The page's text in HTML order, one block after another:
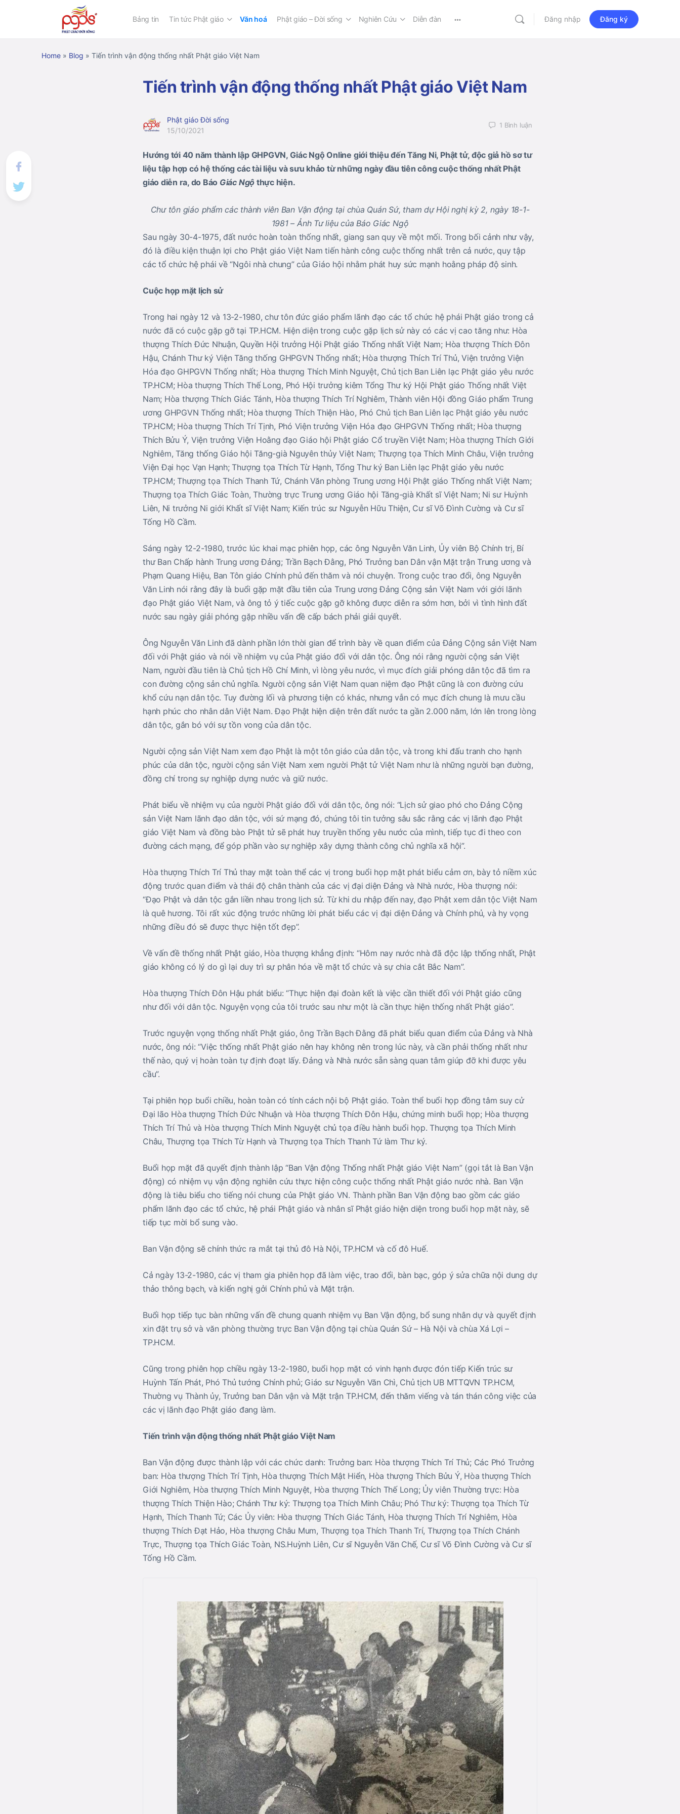
Bảng tin Tin tức Phật giáo Văn hoá Phật giáo – Đời sống Nghiên Cứu Diễn đàn Đăng nhập Đăng ký
Home » Blog » Tiến trình vận động thống nhất Phật giáo Việt Nam
Tiến trình vận động thống nhất Phật giáo Việt Nam
Phật giáo Đời sống
15/10/2021
1 Bình luận
Hướng tới 40 năm thành lập GHPGVN, Giác Ngộ Online giới thiệu đến Tăng Ni, Phật tử, độc giả hồ sơ tư
liệu tập hợp có hệ thống các tài liệu và sưu khảo từ những ngày đầu tiên công cuộc thống nhất Phật
giáo diễn ra, do Báo Giác Ngộ thực hiện.
Chư tôn giáo phẩm các thành viên Ban Vận động tại chùa Quán Sứ, tham dự Hội nghị kỳ 2, ngày 18-1-
1981 – Ảnh Tư liệu của Báo Giác Ngộ
Sau ngày 30-4-1975, đất nước hoàn toàn thống nhất, giang san quy về một mối. Trong bối cảnh như vậy,
đó là điều kiện thuận lợi cho Phật giáo Việt Nam tiến hành công cuộc thống nhất trên cả nước, quy tập
các tổ chức hệ phái về “Ngôi nhà chung” của Giáo hội nhằm phát huy sức mạnh hoằng pháp độ sinh.
Cuộc họp mặt lịch sử
Trong hai ngày 12 và 13-2-1980, chư tôn đức giáo phẩm lãnh đạo các tổ chức hệ phái Phật giáo trong cả
nước đã có cuộc gặp gỡ tại TP.HCM. Hiện diện trong cuộc gặp lịch sử này có các vị cao tăng như: Hòa
thượng Thích Đức Nhuận, Quyền Hội trưởng Hội Phật giáo Thống nhất Việt Nam; Hòa thượng Thích Đôn
Hậu, Chánh Thư ký Viện Tăng thống GHPGVN Thống nhất; Hòa thượng Thích Trí Thủ, Viện trưởng Viện
Hóa đạo GHPGVN Thống nhất; Hòa thượng Thích Minh Nguyệt, Chủ tịch Ban Liên lạc Phật giáo yêu nước
TP.HCM; Hòa thượng Thích Thế Long, Phó Hội trưởng kiêm Tổng Thư ký Hội Phật giáo Thống nhất Việt
Nam; Hòa thượng Thích Giác Tánh, Hòa thượng Thích Trí Nghiêm, Thành viên Hội đồng Giáo phẩm Trung
ương GHPGVN Thống nhất; Hòa thượng Thích Thiện Hào, Phó Chủ tịch Ban Liên lạc Phật giáo yêu nước
TP.HCM; Hòa thượng Thích Trí Tịnh, Phó Viện trưởng Viện Hóa đạo GHPGVN Thống nhất; Hòa thượng
Thích Bửu Ý, Viện trưởng Viện Hoằng đạo Giáo hội Phật giáo Cổ truyền Việt Nam; Hòa thượng Thích Giới
Nghiêm, Tăng thống Giáo hội Tăng-già Nguyên thủy Việt Nam; Thượng tọa Thích Minh Châu, Viện trưởng
Viện Đại học Vạn Hạnh; Thượng tọa Thích Từ Hạnh, Tổng Thư ký Ban Liên lạc Phật giáo yêu nước
TP.HCM; Thượng tọa Thích Thanh Tứ, Chánh Văn phòng Trung ương Hội Phật giáo Thống nhất Việt Nam;
Thượng tọa Thích Giác Toàn, Thường trực Trung ương Giáo hội Tăng-già Khất sĩ Việt Nam; Ni sư Huỳnh
Liên, Ni trưởng Ni giới Khất sĩ Việt Nam; Kiến trúc sư Nguyễn Hữu Thiện, Cư sĩ Võ Đình Cường và Cư sĩ
Tống Hồ Cầm.
Sáng ngày 12-2-1980, trước lúc khai mạc phiên họp, các ông Nguyễn Văn Linh, Ủy viên Bộ Chính trị, Bí
thư Ban Chấp hành Trung ương Đảng; Trần Bạch Đằng, Phó Trưởng ban Dân vận Mặt trận Trung ương và
Phạm Quang Hiệu, Ban Tôn giáo Chính phủ đến thăm và nói chuyện. Trong cuộc trao đổi, ông Nguyễn
Văn Linh nói rằng đây là buổi gặp mặt đầu tiên của Trung ương Đảng Cộng sản Việt Nam với giới lãnh
đạo Phật giáo Việt Nam, và ông tỏ ý tiếc cuộc gặp gỡ không được diễn ra sớm hơn, bởi vì tình hình đất
nước sau ngày giải phóng gặp nhiều vấn đề cấp bách phải giải quyết.
Ông Nguyễn Văn Linh đã dành phần lớn thời gian để trình bày về quan điểm của Đảng Cộng sản Việt Nam
đối với Phật giáo và nói về nhiệm vụ của Phật giáo đối với dân tộc. Ông nói rằng người cộng sản Việt
Nam, người đầu tiên là Chủ tịch Hồ Chí Minh, vì lòng yêu nước, vì mục đích giải phóng dân tộc đã tìm ra
con đường cộng sản chủ nghĩa. Người cộng sản Việt Nam quan niệm đạo Phật cũng là con đường cứu
khổ cứu nạn dân tộc. Tuy đường lối và phương tiện có khác, nhưng vẫn có mục đích chung là mưu cầu
hạnh phúc cho nhân dân Việt Nam. Đạo Phật hiện diện trên đất nước ta gần 2.000 năm, lớn lên trong lòng
dân tộc, gắn bó với sự tồn vong của dân tộc.
Người cộng sản Việt Nam xem đạo Phật là một tôn giáo của dân tộc, và trong khi đấu tranh cho hạnh
phúc của dân tộc, người cộng sản Việt Nam xem người Phật tử Việt Nam như là những người bạn đường,
đồng chí trong sự nghiệp dựng nước và giữ nước.
Phát biểu về nhiệm vụ của người Phật giáo đối với dân tộc, ông nói: “Lịch sử giao phó cho Đảng Cộng
sản Việt Nam lãnh đạo dân tộc, với sứ mạng đó, chúng tôi tin tưởng sâu sắc rằng các vị lãnh đạo Phật
giáo Việt Nam và đồng bào Phật tử sẽ phát huy truyền thống yêu nước của mình, tiếp tục đi theo con
đường cách mạng, để góp phần vào sự nghiệp xây dựng thành công chủ nghĩa xã hội”.
Hòa thượng Thích Trí Thủ thay mặt toàn thể các vị trong buổi họp mặt phát biểu cảm ơn, bày tỏ niềm xúc
động trước quan điểm và thái độ chân thành của các vị đại diện Đảng và Nhà nước, Hòa thượng nói:
“Đạo Phật và dân tộc gắn liền nhau trong lịch sử. Từ khi du nhập đến nay, đạo Phật xem dân tộc Việt Nam
là quê hương. Tôi rất xúc động trước những lời phát biểu các vị đại diện Đảng và Chính phủ, và hy vọng
những điều đó sẽ được thực hiện tốt đẹp”.
Về vấn đề thống nhất Phật giáo, Hòa thượng khẳng định: “Hôm nay nước nhà đã độc lập thống nhất, Phật
giáo không có lý do gì lại duy trì sự phân hóa về mặt tổ chức và sự chia cắt Bắc Nam”.
Hòa thượng Thích Đôn Hậu phát biểu: “Thực hiện đại đoàn kết là việc cần thiết đối với Phật giáo cũng
như đối với dân tộc. Nguyện vọng của tôi trước sau như một là cần thực hiện thống nhất Phật giáo”.
Trước nguyện vọng thống nhất Phật giáo, ông Trần Bạch Đằng đã phát biểu quan điểm của Đảng và Nhà
nước, ông nói: “Việc thống nhất Phật giáo nên hay không nên trong lúc này, và cần phải thống nhất như
thế nào, quý vị hoàn toàn tự định đoạt lấy. Đảng và Nhà nước sẵn sàng quan tâm giúp đỡ khi được yêu
cầu”.
Tại phiên họp buổi chiều, hoàn toàn có tính cách nội bộ Phật giáo. Toàn thể buổi họp đồng tâm suy cử
Đại lão Hòa thượng Thích Đức Nhuận và Hòa thượng Thích Đôn Hậu, chứng minh buổi họp; Hòa thượng
Thích Trí Thủ và Hòa thượng Thích Minh Nguyệt chủ tọa điều hành buổi họp. Thượng tọa Thích Minh
Châu, Thượng tọa Thích Từ Hạnh và Thượng tọa Thích Thanh Tứ làm Thư ký.
Buổi họp mặt đã quyết định thành lập “Ban Vận động Thống nhất Phật giáo Việt Nam” (gọi tắt là Ban Vận
động) có nhiệm vụ vận động nghiên cứu thực hiện công cuộc thống nhất Phật giáo nước nhà. Ban Vận
động là tiêu biểu cho tiếng nói chung của Phật giáo VN. Thành phần Ban Vận động bao gồm các giáo
phẩm lãnh đạo các tổ chức, hệ phái Phật giáo và nhân sĩ Phật giáo hiện diện trong buổi họp mặt này, sẽ
tiếp tục mời bổ sung vào.
Ban Vận động sẽ chính thức ra mắt tại thủ đô Hà Nội, TP.HCM và cố đô Huế.
Cả ngày 13-2-1980, các vị tham gia phiên họp đã làm việc, trao đổi, bàn bạc, góp ý sửa chữa nội dung dự
thảo thông bạch, và kiến nghị gởi Chính phủ và Mặt trận.
Buổi họp tiếp tục bàn những vấn đề chung quanh nhiệm vụ Ban Vận động, bổ sung nhân dự và quyết định
xin đặt trụ sở và văn phòng thường trực Ban Vận động tại chùa Quán Sứ – Hà Nội và chùa Xá Lợi –
TP.HCM.
Cũng trong phiên họp chiều ngày 13-2-1980, buổi họp mặt có vinh hạnh được đón tiếp Kiến trúc sư
Huỳnh Tấn Phát, Phó Thủ tướng Chính phủ; Giáo sư Nguyễn Văn Chì, Chủ tịch UB MTTQVN TP.HCM,
Thường vụ Thành ủy, Trưởng ban Dân vận và Mặt trận TP.HCM, đến thăm viếng và tán thán công việc của
các vị lãnh đạo Phật giáo đang làm.
Tiến trình vận động thống nhất Phật giáo Việt Nam
Ban Vận động được thành lập với các chức danh: Trưởng ban: Hòa thượng Thích Trí Thủ; Các Phó Trưởng
ban: Hòa thượng Thích Trí Tịnh, Hòa thượng Thích Mật Hiển, Hòa thượng Thích Bửu Ý, Hòa thượng Thích
Giới Nghiêm, Hòa thượng Thích Minh Nguyệt, Hòa thượng Thích Thế Long; Ủy viên Thường trực: Hòa
thượng Thích Thiện Hào; Chánh Thư ký: Thượng tọa Thích Minh Châu; Phó Thư ký: Thượng tọa Thích Từ
Hạnh, Thích Thanh Tứ; Các Ủy viên: Hòa thượng Thích Giác Tánh, Hòa thượng Thích Trí Nghiêm, Hòa
thượng Thích Đạt Hảo, Hòa thượng Châu Mum, Thượng tọa Thích Thanh Trí, Thượng tọa Thích Chánh
Trực, Thượng tọa Thích Giác Toàn, NS.Huỳnh Liên, Cư sĩ Nguyễn Văn Chế, Cư sĩ Võ Đình Cường và Cư sĩ
Tống Hồ Cầm.